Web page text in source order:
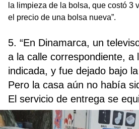
la limpieza de la bolsa, que costó 3
el precio de una bolsa nueva”.
5. “En Dinamarca, un
a la calle correspondiente, a
indicada, y fue dejado bajo
Pero la casa aún no había
El servicio de entrega se